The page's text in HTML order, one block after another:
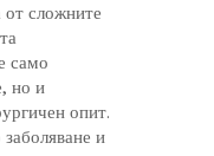
от сложните
само
но и
опит.
и